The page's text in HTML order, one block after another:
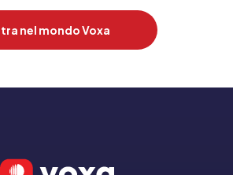
nel mondo Voxa